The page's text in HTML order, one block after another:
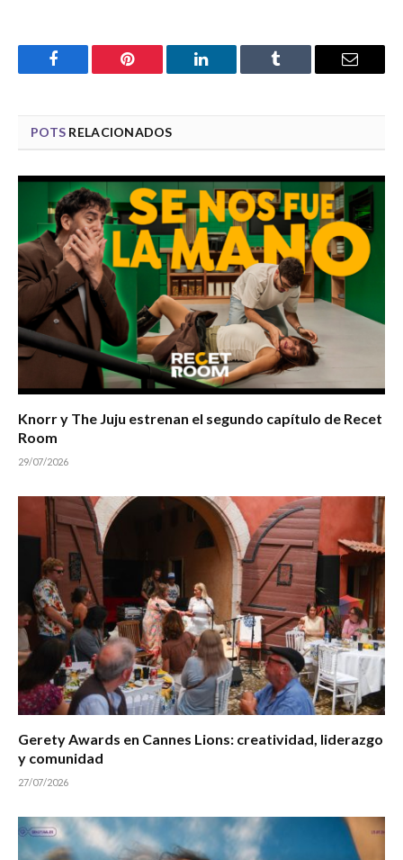
Facebook Pinterest LinkedIn Tumblr Email
POTS RELACIONADOS
Knorr y The Juju estrenan el segundo capítulo de Recet
Room
29/07/2026
Gerety Awards en Cannes Lions: creatividad, liderazgo
y comunidad
27/07/2026